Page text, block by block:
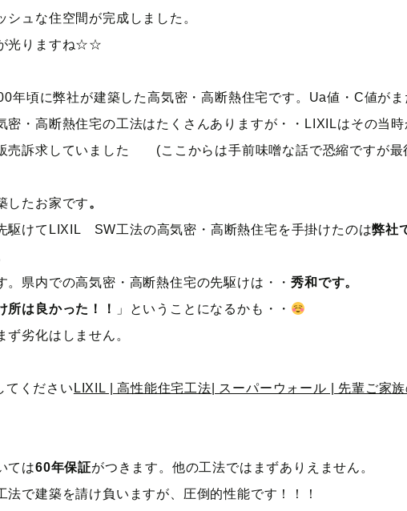
シュな住空間が完成しました。
光りますね☆☆
年頃に弊社が建築した高気密・高断熱住宅です。Ua値・C値が
密・高断熱住宅の工法はたくさんありますが・・LIXILはその当
売訴求していました (ここからは手前味噌な話で恐縮ですが最
したお家です。
駆けてLIXIL SW工法の高気密・高断熱住宅を手掛けたのは弊社
。県内での高気密・高断熱住宅の先駆けは・・秀和です。
所は良かった！！
」ということになるかも・・
ず劣化はしません。
ください LIXIL | 高性能住宅工法| スーパーウォール | 先輩ご家
ては60年保証がつきます。他の工法ではまずありえません。
法で建築を請け負いますが、圧倒的性能です！！！